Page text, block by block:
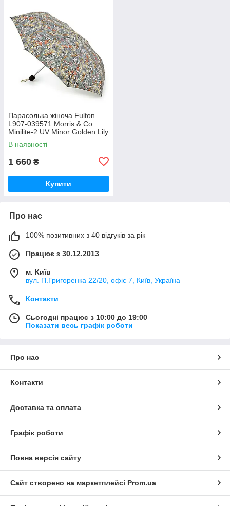
Парасолька жіноча Fulton
L907-039571 Morris & Co.
Minilite-2 UV Minor Golden Lily
Slate Manilla (Золота лілія)
В наявності
1 660 ₴
Купити
Про нас
100% позитивних з 40 відгуків за рік
Працює з 30.12.2013
м. Київ
вул. П.Григоренка 22/20, офіс 7, Київ, Україна
Контакти
Сьогодні працює з 10:00 до 19:00
Показати весь графік роботи
Про нас
Контакти
Доставка та оплата
Графік роботи
Повна версія сайту
Сайт створено на маркетплейсі Prom.ua